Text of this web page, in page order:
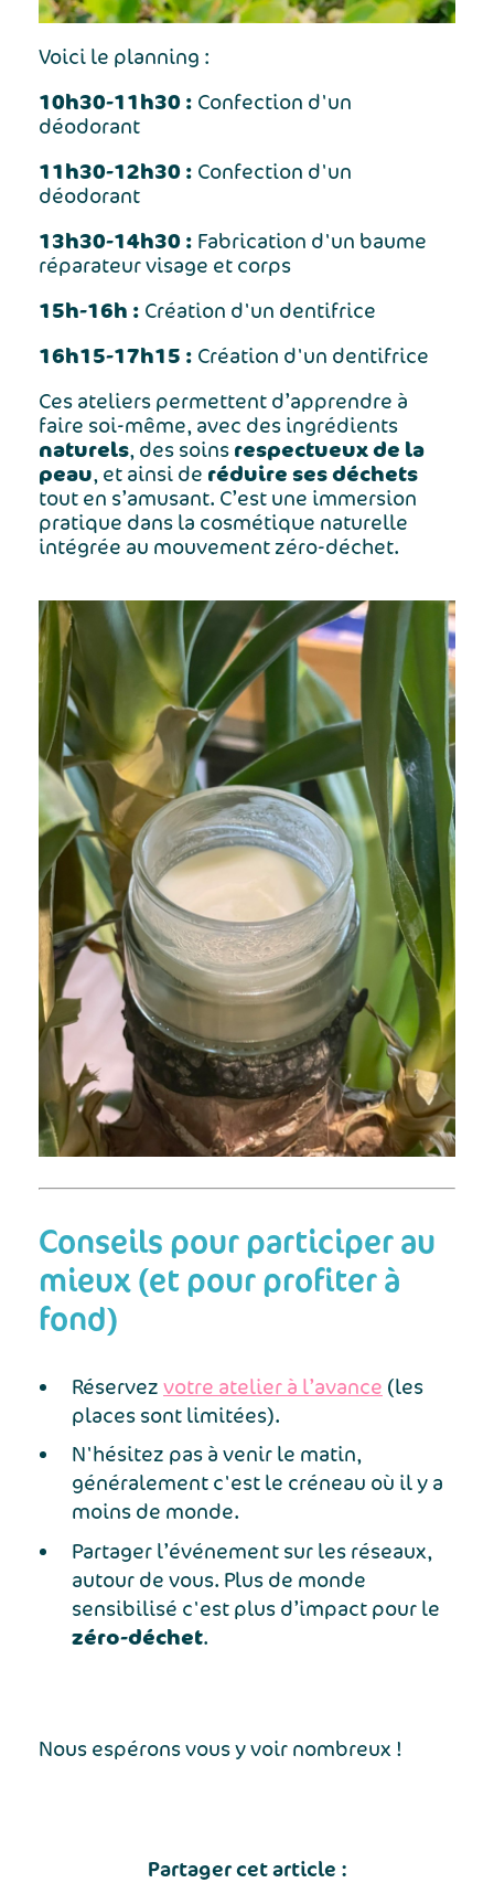
Voici le planning :
10h30-11h30 : Confection d'un
déodorant
11h30-12h30 : Confection d'un
déodorant
13h30-14h30 : Fabrication d'un baume
réparateur visage et corps
15h-16h : Création d'un dentifrice
16h15-17h15 : Création d'un dentifrice
Ces ateliers permettent d’apprendre à
faire soi-même, avec des ingrédients
naturels, des soins respectueux de la
peau, et ainsi de réduire ses déchets
tout en s’amusant. C’est une immersion
pratique dans la cosmétique naturelle
intégrée au mouvement zéro-déchet.
Conseils pour participer au
mieux (et pour profiter à
fond)
Réservez votre atelier à l’avance (les
places sont limitées).
N'hésitez pas à venir le matin,
généralement c'est le créneau où il y a
moins de monde.
Partager l’événement sur les réseaux,
autour de vous. Plus de monde
sensibilisé c'est plus d’impact pour le
zéro-déchet.
Nous espérons vous y voir nombreux !
Partager cet article :